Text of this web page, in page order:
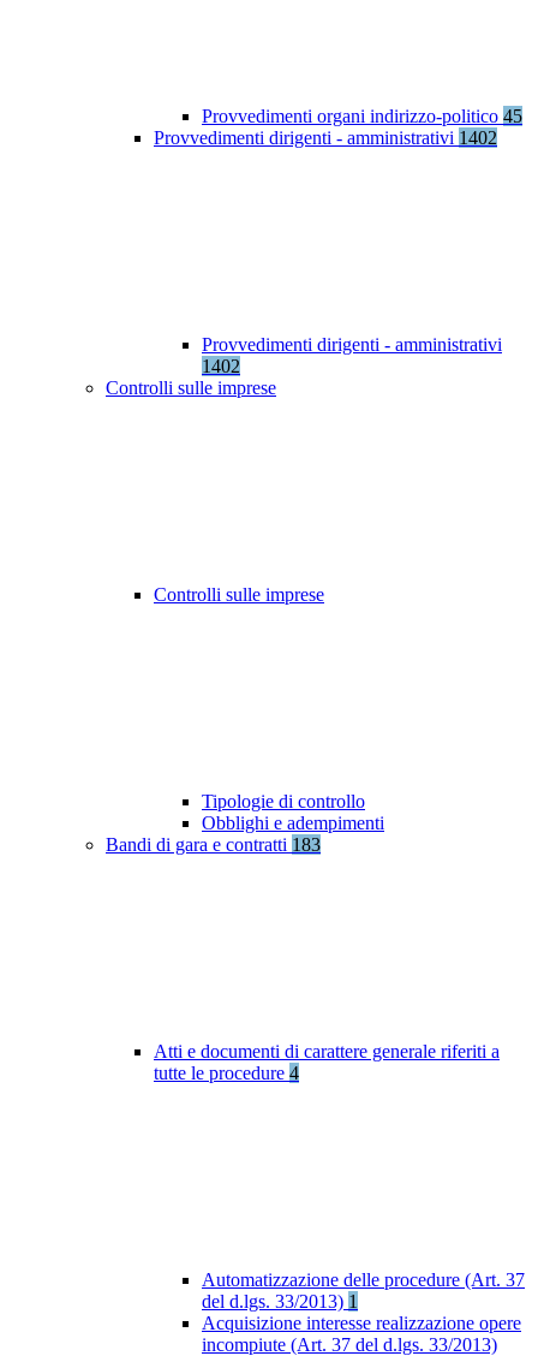
Provvedimenti organi indirizzo-politico 45
Provvedimenti dirigenti - amministrativi 1402
Provvedimenti dirigenti - amministrativi
1402
Controlli sulle imprese
Controlli sulle imprese
Tipologie di controllo
Obblighi e adempimenti
Bandi di gara e contratti 183
Atti e documenti di carattere generale riferiti a
tutte le procedure 4
Automatizzazione delle procedure (Art. 37
del d.lgs. 33/2013) 1
Acquisizione interesse realizzazione opere
incompiute (Art. 37 del d.lgs. 33/2013)